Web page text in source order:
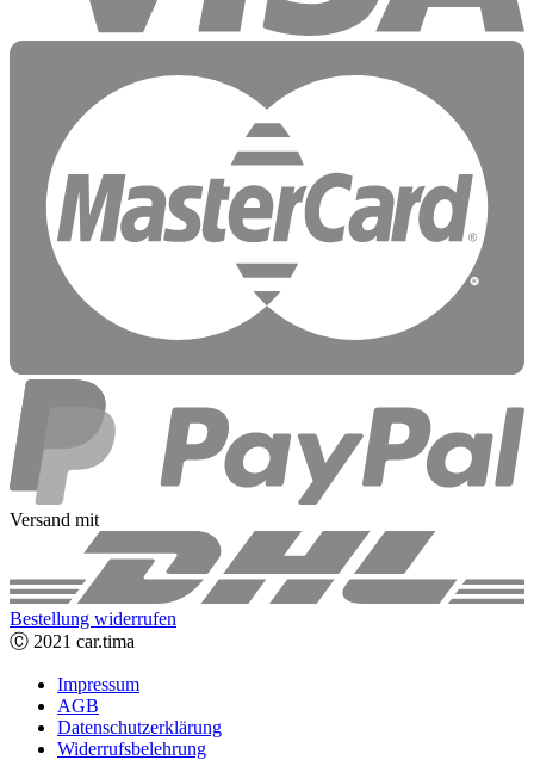
Versand mit
Bestellung widerrufen
Ⓒ 2021 car.tima
Impressum
AGB
Datenschutzerklärung
Widerrufsbelehrung